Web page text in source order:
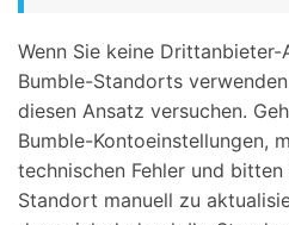
Wenn Sie keine
Bumble-Standorts
diesen Ansatz versuchen.
Bumble-Kontoeinstellungen,
technischen Fehler und bitten
Standort manuell zu